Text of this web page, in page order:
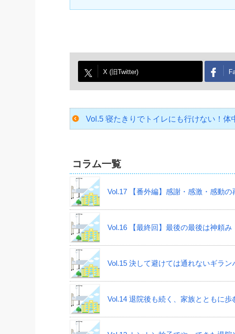
X (旧Twitter)
Vol.5 寝たきりでトイレにも行けない！体
コラム一覧
Vol.17 【番外編】感謝・感激・感動の
Vol.16 【最終回】最後の最後は神頼み
Vol.15 決して避けては通れないギラ
Vol.14 退院後も続く、家族とともに歩